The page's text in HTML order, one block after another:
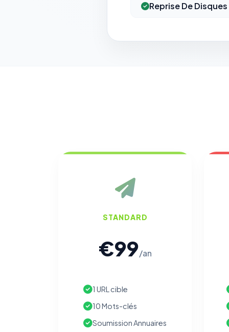
Reprise De Disques
STANDARD
€99/an
1 URL cible
10 Mots-clés
Soumission Annuaires